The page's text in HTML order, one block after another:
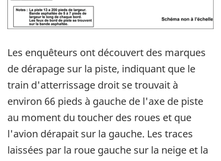
Les enquêteurs ont découvert des marques
de dérapage sur la piste, indiquant que le
train d'atterrissage droit se trouvait à
environ 66 pieds à gauche de l'axe de piste
au moment du toucher des roues et que
l'avion dérapait sur la gauche. Les traces
laissées par la roue gauche sur la neige et la